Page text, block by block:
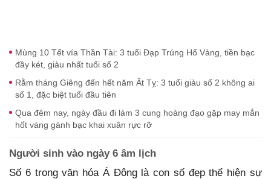
Mùng 10 Tết vía Thần Tài: 3 tuổi Đạp Trúng Hố Vàng, tiền bạc
đầy két, giàu nhất tuổi số 2
Rằm tháng Giêng đến hết năm Ất Tỵ: 3 tuổi giàu số 2 không ai
số 1, đặc biệt tuổi đầu tiên
Qua đêm nay, ngày đầu đi làm 3 cung hoàng đạo gặp may mắn
hốt vàng gánh bạc khai xuân rực rỡ
Người sinh vào ngày 6 âm lịch
Số 6 trong văn hóa Á Đông là con số đẹp thể hiện sự